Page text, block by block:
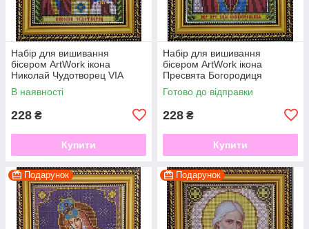
Набір для вишивання
бісером ArtWork ікона
Николай Чудотворец VIA
5003
В наявності
228 ₴
Купити
Набір для вишивання
бісером ArtWork ікона
Пресвята Богородиця
Семистрельная VIA 5004
Готово до відправки
228 ₴
Купити
Подарунок Подарунок